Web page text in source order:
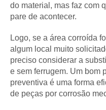
do material, mas faz com
pare de acontecer.
Logo, se a área corroída
algum local muito
preciso considerar a
e sem ferrugem. Um bom
preventiva é uma forma
de peças por corrosão